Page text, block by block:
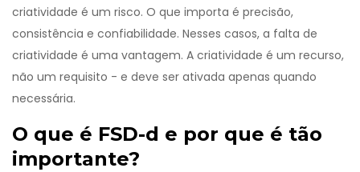
criatividade é um risco. O que importa é precisão,
consistência e confiabilidade. Nesses casos, a falta de
criatividade é uma vantagem. A criatividade é um recurso,
não um requisito - e deve ser ativada apenas quando
necessária.
O que é FSD-d e por que é tão
importante?